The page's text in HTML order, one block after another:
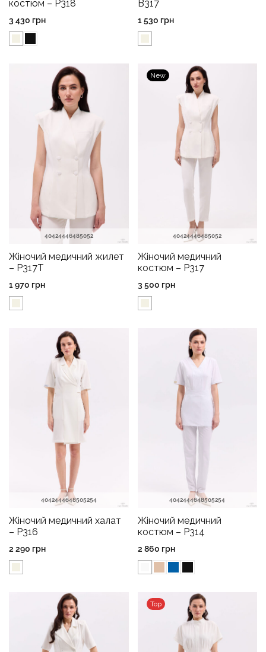
костюм – P318
3 430 грн
B317
1 530 грн
40424446485052
Жіночий медичний жилет
– P317T
1 970 грн
New
40424446485052
Жіночий медичний
костюм – P317
3 500 грн
4042444648505254
Жіночий медичний халат
– P316
2 290 грн
4042444648505254
Жіночий медичний
костюм – P314
2 860 грн
Top